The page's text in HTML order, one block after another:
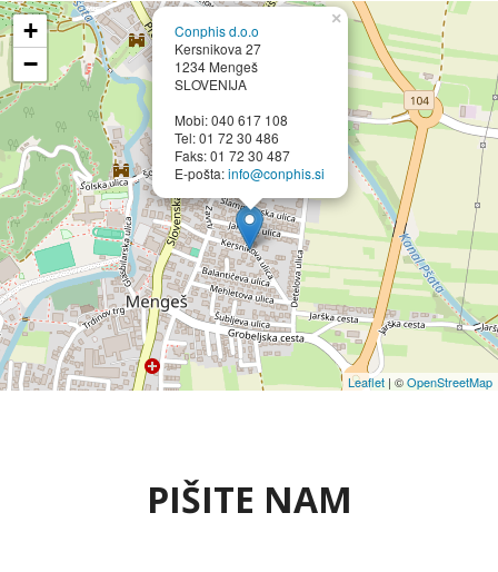
Conphis d.o.o
Kersnikova 27
1234 Mengeš
SLOVENIJA
Mobi: 040 617 108
Tel: 01 72 30 486
Faks: 01 72 30 487
E-pošta:info@conphis.si
×
+
−
Leaflet | ©OpenStreetMap
PIŠITE NAM